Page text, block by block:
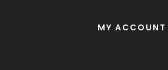
MY ACCOUNT